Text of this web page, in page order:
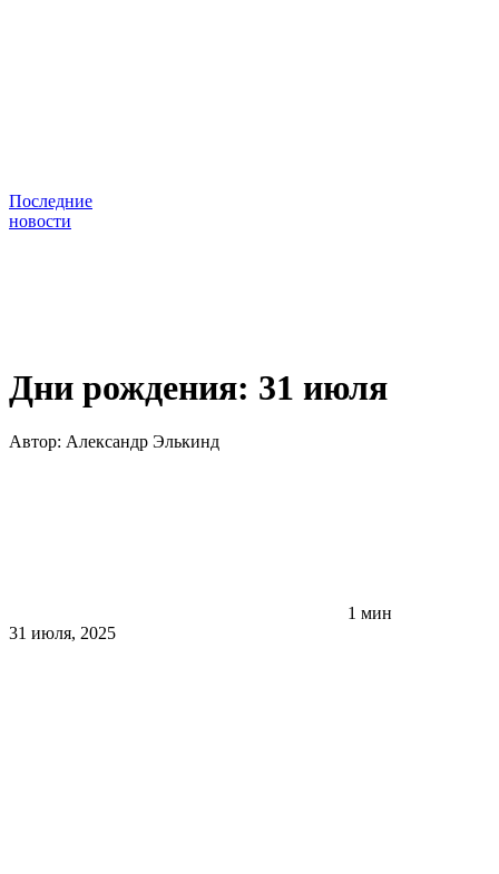
Последние
новости
Дни рождения: 31 июля
Автор: Александр Элькинд
1 мин
31 июля, 2025